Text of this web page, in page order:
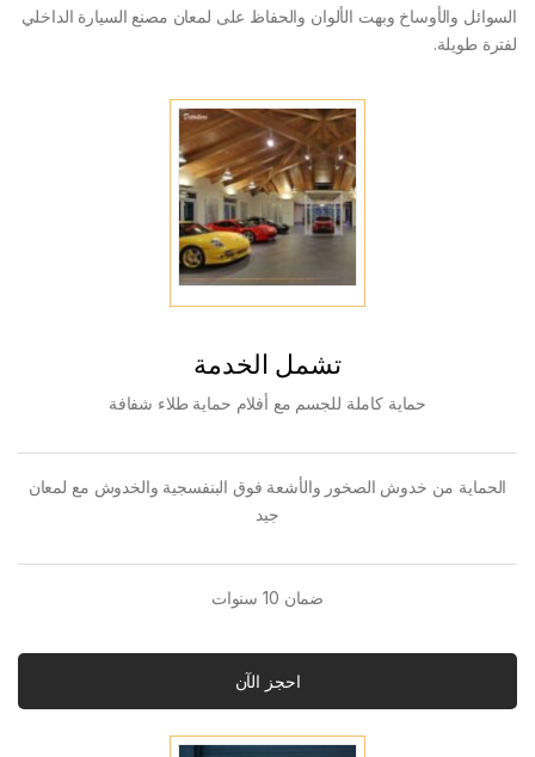
السوائل والأوساخ وبهت الألوان والحفاظ على لمعان مصنع السيارة الداخلي
لفترة طويلة.
تشمل الخدمة
حماية كاملة للجسم مع أفلام حماية طلاء شفافة
الحماية من خدوش الصخور والأشعة فوق البنفسجية والخدوش مع لمعان
جيد
ضمان 10 سنوات
احجز الآن